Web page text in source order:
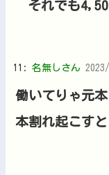
それでも
11: 名無しさん
働いてりゃ元
本割れ起こす